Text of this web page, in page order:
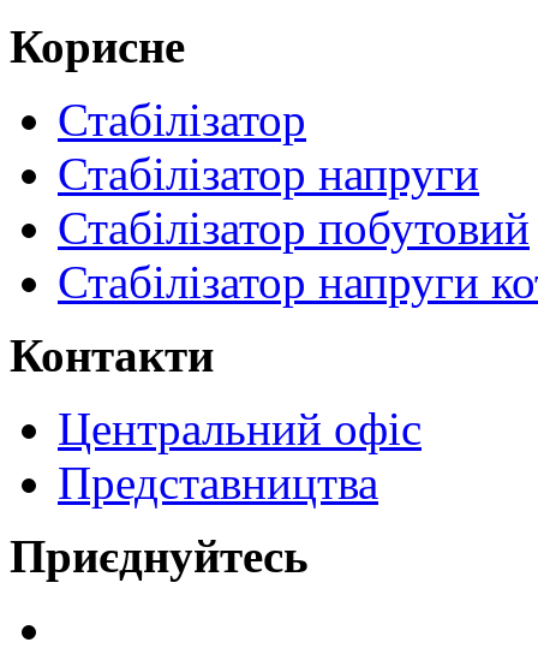
Корисне
Стабілізатор
Стабілізатор напруги
Стабілізатор побутовий
Стабілізатор напруги
Контакти
Центральний офіс
Представництва
Приєднуйтесь